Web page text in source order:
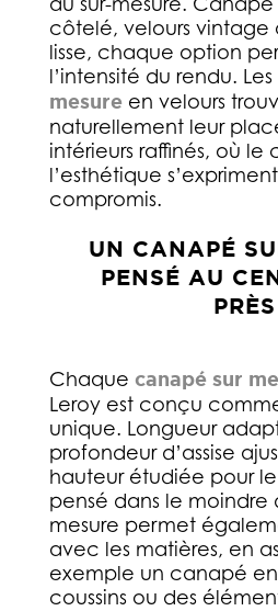
côtelé, velours vintage
lisse, chaque option
l’intensité du rendu.
mesureen velours
naturellement leur
intérieurs raffinés, où le
l’esthétique
compromis.
UN CANAPÉ
PENSÉ AU
PRÈS
Chaque canapé sur
Leroy est conçu
unique. Longueur
profondeur d’assise
hauteur étudiée pour
pensé dans le moindre
mesure permet
avec les matières, en
exemple un canapé
coussins ou des